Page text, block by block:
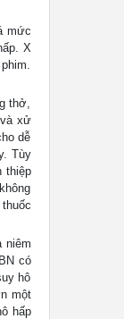
mức
X
thở,
xử
dễ
Tùy
thiệp
niêm
có
hô
một
hấp